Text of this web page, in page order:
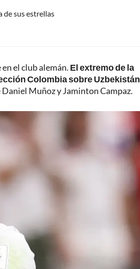
de sus estrellas
el club alemán. El extremo de la
Colombia sobre Uzbekistán
Muñoz y Jaminton Campaz.